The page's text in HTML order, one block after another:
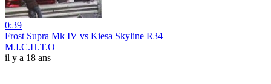
0:39
Frost Supra Mk IV vs Kiesa Skyline R34
M.I.C.H.T.O
il y a 18 ans